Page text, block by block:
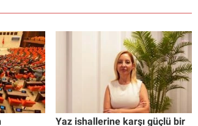
Yaz ishallerine karşı güçlü bir